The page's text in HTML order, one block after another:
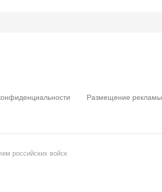
Размещение рекламы
российских войск